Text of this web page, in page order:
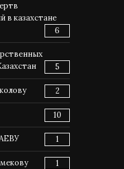
в казахстане
6
5
2
10
1
1